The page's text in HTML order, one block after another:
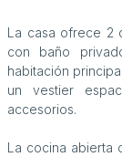
La casa ofrece 2
con baño
habitación
un vestier
accesorios.
La cocina abierta